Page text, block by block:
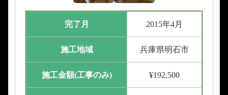
完了月 2015年4月
施工地域 兵庫県明石市
施工金額(工事のみ) ¥192,500